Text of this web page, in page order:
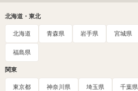
北海道・東北
北海道 青森県 岩手県 宮城県
福島県
関東
東京都 神奈川県 埼玉県 千葉県